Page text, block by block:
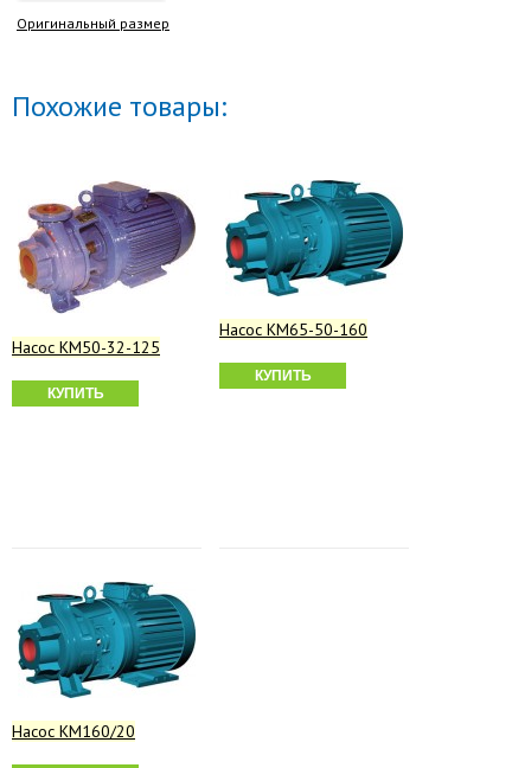
Оригинальный размер
Похожие товары:
Насос КМ50-32-125
КУПИТЬ
Насос КМ65-50-160
КУПИТЬ
Насос КМ160/20